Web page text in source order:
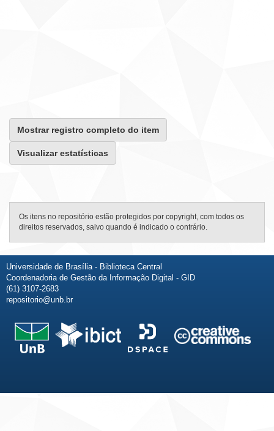
Mostrar registro completo do item
Visualizar estatísticas
Os itens no repositório estão protegidos por copyright, com todos os
direitos reservados, salvo quando é indicado o contrário.
Universidade de Brasília - Biblioteca Central
Coordenadoria de Gestão da Informação Digital - GID
(61) 3107-2683
repositorio@unb.br